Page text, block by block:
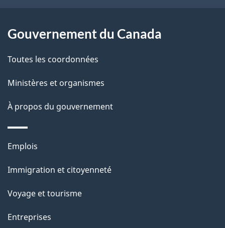
d
e
p
a
site
Gouvernement du Canada
Toutes les coordonnées
Ministères et organismes
À propos du gouvernement
Thèmes
sujets
Emplois
Immigration et citoyenneté
Voyage et tourisme
Entreprises